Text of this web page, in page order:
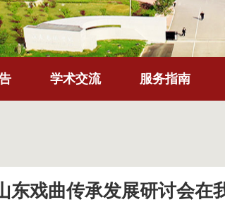
学术交流 服务指南
东戏曲传承发展研讨会在